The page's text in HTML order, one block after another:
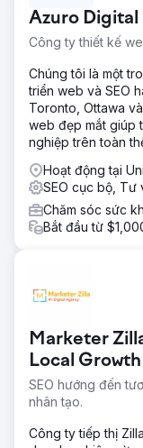
Azuro Digital
Công ty thiết kế
Chúng tôi là một
triển web và SEO
Toronto, Ottawa
web đẹp mắt giúp
nghiệp trên toàn
Hoạt động tại
SEO cục bộ, Tư
Chăm sóc sức
Bắt đầu từ
Marketer
Local Growth
SEO hướng đến
nhân tạo.
Công ty tiếp thị